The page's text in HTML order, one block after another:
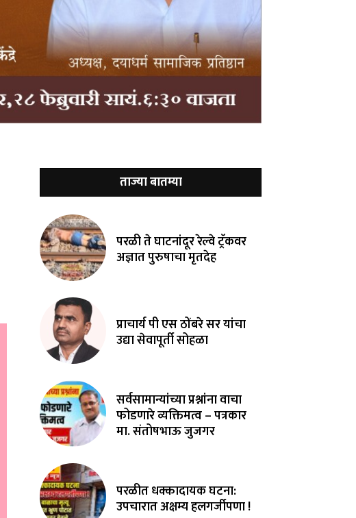
ताज्या बातम्या
परळी ते घाटनांदूर रेल्वे ट्रॅकवर
अज्ञात पुरुषाचा मृतदेह
प्राचार्य पी एस ठोंबरे सर यांचा
उद्या सेवापूर्ती सोहळा
सर्वसामान्यांच्या प्रश्नांना वाचा
फोडणारे व्यक्तिमत्व – पत्रकार
मा. संतोषभाऊ जुजगर
परळीत धक्कादायक घटना:
उपचारात अक्षम्य हलगर्जीपणा !